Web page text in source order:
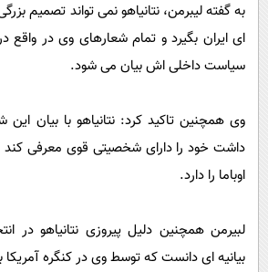
به گفته لیبرمن، نتانیاهو نمی تواند تصمیم
ای ایران بگیرد و تمام شعارهای وی در واقع
سیاست داخلی اش بیان می شود.
وی همچنین تاکید کرد: نتانیاهو با بیان این
داشت خود را دارای شخصیتی قوی معرفی کند
اوباما را دارد.
لبیرمن همچنین دلیل پیروزی نتانیاهو در
بیانیه ای دانست که توسط وی در کنگره